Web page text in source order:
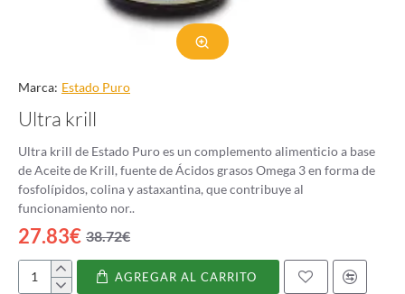
Marca: Estado Puro
Ultra krill
Ultra krill de Estado Puro es un complemento alimenticio a base
de Aceite de Krill, fuente de Ácidos grasos Omega 3 en forma de
fosfolípidos, colina y astaxantina, que contribuye al
funcionamiento nor..
27.83€ 38.72€
Ultra
AGREGAR AL CARRITO